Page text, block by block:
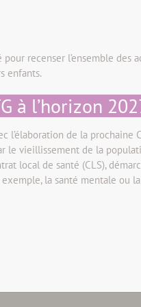
recenser l’ensemble
enfants.
à l’horizon
l’élaboration de la
le vieillissement de la
local de santé (CLS),
la santé mentale ou